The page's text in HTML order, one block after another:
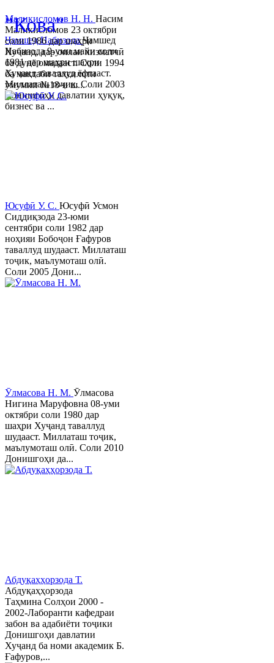
Ҷамшед НабизодаҶамшед
Набизода 9-уми майи соли
1981 дар шаҳри шаҳри
Хуҷанд таваллуд ёфтааст.
Миллаташ тоҷик. Соли 2003
Донишгоҳи давлатии ҳуқуқ,
бизнес ва ...
Маликисломов Н. Н. Насим
Маликисломов 23 октябри
соли 1986 дар шаҳри
Хуҷанд, дар оилаи хизматчӣ
ба дунё омадааст. Соли 1994
ба мактаби таҳсилоти
умумии №18-и ш...
Юсуфӣ У. C. Юсуфӣ Усмон
Сиддиқзода 23-юми
сентябри соли 1982 дар
ноҳияи Бобоҷон Ғафуров
таваллуд шудааст. Миллаташ
тоҷик, маълумоташ олӣ.
Соли 2005 Дони...
Ӯлмасова Н. М. Ӯлмасова
Нигина Маруфовна 08-уми
октябри соли 1980 дар
шаҳри Хуҷанд таваллуд
шудааст. Миллаташ тоҷик,
маълумоташ олӣ. Соли 2010
Донишгоҳи да...
Абдуқаҳҳорзода Т.
Абдуқаҳҳорзода
Таҳмина Солҳои 2000 -
2002-Лаборанти кафедраи
забон ва адабиёти тоҷики
Донишгоҳи давлатии
Хуҷанд ба номи академик Б.
Ғафуров,...
"Кова"